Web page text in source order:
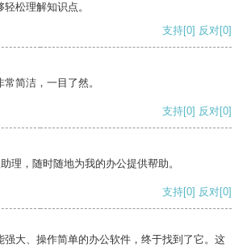
松理解知识点。
支持[0] 反对[0]
简洁，一目了然。
支持[0] 反对[0]
理，随时随地为我的办公提供帮助。
支持[0] 反对[0]
强大、操作简单的办公软件，终于找到了它。这